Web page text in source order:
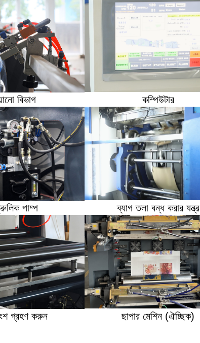
বিভাগ কম্পিউটার
পাম্প ব্যাগ তলা বন্ধ করার যন্ত্র
গ্রহণ করুন ছাপার মেশিন (ঐচ্ছিক)